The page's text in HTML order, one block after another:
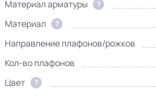
Материал арматуры
?
Материал
?
Направление плафонов/рожков
Кол-во плафонов
Цвет
?